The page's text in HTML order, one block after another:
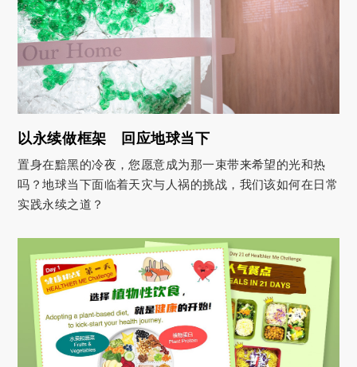
以永续做框架 回应地球当下
置身在黯黑的冷夜，您愿意成为那一束带来希望的光和热
吗？地球当下面临着天灾与人祸的挑战，我们该如何在日常
实践永续之道？